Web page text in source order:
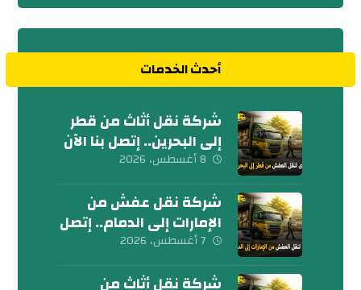
أحدث الخدمات
شركة نقل أثاث من قطر
إلى البحرين.. إتصل بنا الآن
8 أغسطس، 2026
شركة نقل عفش من
الإمارات إلى الدمام.. إتصل
الآن
7 أغسطس، 2026
شركة نقل أثاث من